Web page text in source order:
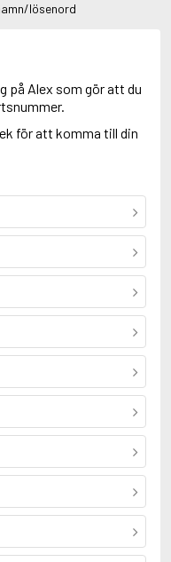
lösenord
på Alex som gör att du
för att komma till din